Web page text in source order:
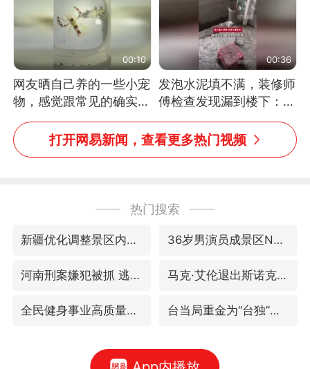
00:10
网友晒自己养的一些小宠
物，感觉跟常见的确实有
些不一样
00:36
发泡水泥填不满，装修师
傅检查发现漏到楼下：出
风口未延伸到外墙
打开网易新闻，查看更多热门视频
热门搜索
新疆优化调整景区内自驾服务费 36岁男演员成景区NPC后人气爆棚
河南刑案嫌犯被抓 逃窜时伤害多人 马克·艾伦退出斯诺克中国公开赛
全民健身事业高质量发展 台当局重金为“台独”织“皇帝新衣”